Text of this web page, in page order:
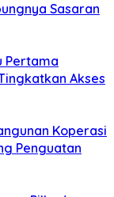
Sasaran
Pertama
Akses
Koperasi
Penguatan